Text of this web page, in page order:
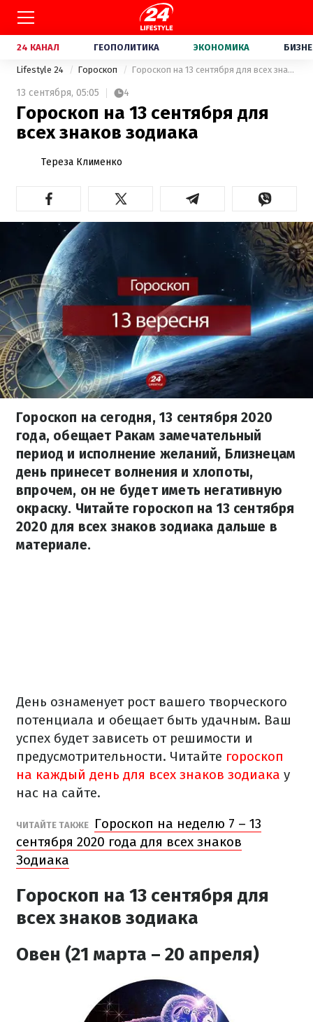
24 КАНАЛ ГЕОПОЛИТИКА ЭКОНОМИКА
Lifestyle 24 Гороскоп Гороскоп на 13 сентября для всех знаков зодиака
13 сентября, 05:05 4
Гороскоп на 13 сентября для
всех знаков зодиака
Тереза Клименко
Гороскоп на сегодня, 13 сентября 2020
года, обещает Ракам замечательный
период и исполнение желаний, Близнецам
день принесет волнения и хлопоты,
впрочем, он не будет иметь негативную
окраску. Читайте гороскоп на 13 сентября
2020 для всех знаков зодиака дальше в
материале.
День ознаменует рост вашего творческого
потенциала и обещает быть удачным. Ваш
успех будет зависеть от решимости и
предусмотрительности. Читайте гороскоп
на каждый день для всех знаков зодиака у
нас на сайте.
ЧИТАЙТЕ ТАКЖЕ
Гороскоп на неделю 7 – 13
сентября 2020 года для всех знаков
Зодиака
Гороскоп на 13 сентября для
всех знаков зодиака
Овен (21 марта – 20 апреля)